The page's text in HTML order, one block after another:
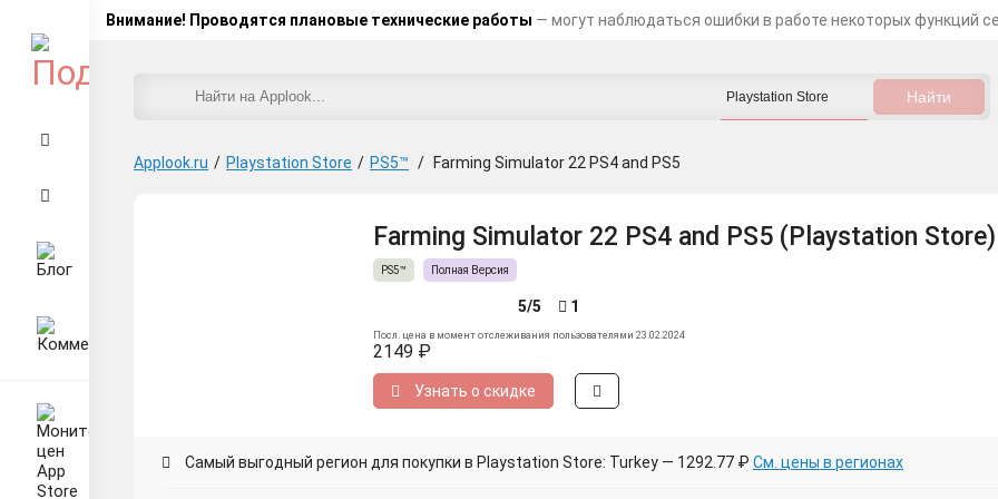
Внимание! Проводятся плановые технические работы — могут наблюдаться ошибки в работе некоторых функций
Applook.ru / Playstation Store / PS5™ / Farming Simulator 22 PS4 and PS5
Farming Simulator 22 PS4 and PS5 (Playstation Store)
PS5™ Полная Версия
5/5 1
Посл. цена в момент отслеживания пользователями 23.02.2024
2149 ₽
Узнать о скидке
Самый выгодный регион для покупки в Playstation Store: Turkey — 1292.77 ₽ См. цены в регионах